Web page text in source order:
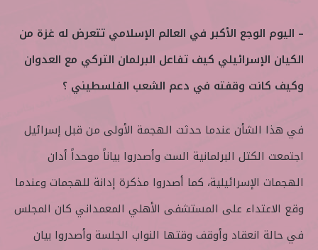
– اليوم الوجع الأكبر في العالم الإسلامي تتعرض له غزة من
الكيان الإسرائيلي كيف تفاعل البرلمان التركي مع العدوان
وكيف كانت وقفته في دعم الشعب الفلسطيني ؟
في هذا الشأن عندما حدثت الهجمة الأولى من قبل إسرائيل
اجتمعت الكتل البرلمانية الست وأصدروا بياناً موحداً أدان
الهجمات الإسرائيلية، كما أصدروا مذكرة إدانة للهجمات وعندما
وقع الاعتداء على المستشفى الأهلي المعمداني كان المجلس
في حالة انعقاد وأوقف وقتها النواب الجلسة وأصدروا بيان